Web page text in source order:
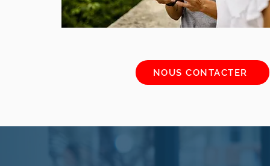
NOUS CONTACTER